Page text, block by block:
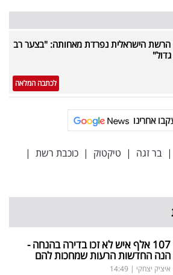
הרשת הישראלית נפרדת מאחותה: "בצער רב
לכתבה המלאה
אחרינו
| בר זגה | טיקטוק | כוכבת רשת |
107 אלף איש לא זכו בדירה בהנחה -
הנה החדשות הרעות שמחכות להם
איציק יצחקי |
14:49